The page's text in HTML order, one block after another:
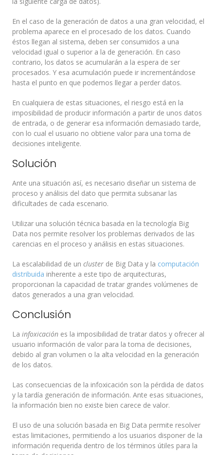
En el caso de la generación de datos a una gran velocidad, el
problema aparece en el procesado de los datos. Cuando
éstos llegan al sistema, deben ser consumidos a una
velocidad igual o superior a la de generación. En caso
contrario, los datos se acumularán a la espera de ser
procesados. Y esa acumulación puede ir incrementándose
hasta el punto en que podemos llegar a perder datos.
En cualquiera de estas situaciones, el riesgo está en la
imposibilidad de producir información a partir de unos datos
de entrada, o de generar esa información demasiado tarde,
con lo cual el usuario no obtiene valor para una toma de
decisiones inteligente.
Solución
Ante una situación así, es necesario diseñar un sistema de
proceso y análisis del dato que permita subsanar las
dificultades de cada escenario.
Utilizar una solución técnica basada en la tecnología Big
Data nos permite resolver los problemas derivados de las
carencias en el proceso y análisis en estas situaciones.
La escalabilidad de un cluster de Big Data y la computación
distribuida inherente a este tipo de arquitecturas,
proporcionan la capacidad de tratar grandes volúmenes de
datos generados a una gran velocidad.
Conclusión
La infoxicación es la imposibilidad de tratar datos y ofrecer al
usuario información de valor para la toma de decisiones,
debido al gran volumen o la alta velocidad en la generación
de los datos.
Las consecuencias de la infoxicación son la pérdida de datos
y la tardía generación de información. Ante esas situaciones,
la información bien no existe bien carece de valor.
El uso de una solución basada en Big Data permite resolver
estas limitaciones, permitiendo a los usuarios disponer de la
información requerida dentro de los términos útiles para la